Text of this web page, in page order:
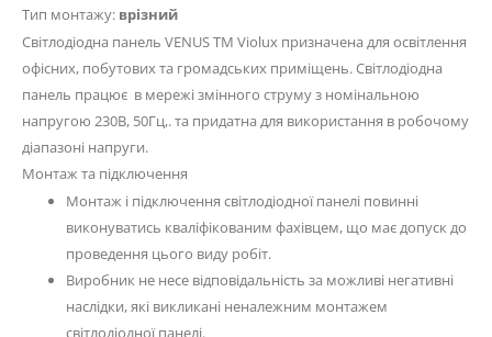
Тип монтажу: врізний
Світлодіодна панель VENUS ТМ Violux призначена для освітлення
офісних, побутових та громадських приміщень. Світлодіодна
панель працює в мережі змінного струму з номінальною
напругою 230В, 50Гц,. та придатна для використання в робочому
діапазоні напруги.
Монтаж та підключення
Монтаж і підключення світлодіодної панелі повинні
виконуватись кваліфікованим фахівцем, що має допуск до
проведення цього виду робіт.
Виробник не несе відповідальність за можливі негативні
наслідки, які викликані неналежним монтажем
світлодіодної панелі.